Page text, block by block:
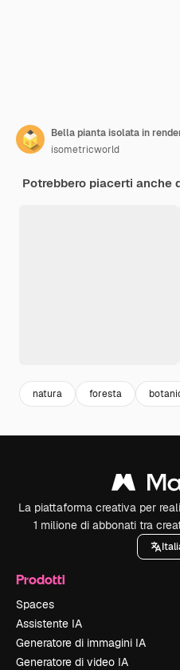
Bella pianta isolata in
isometricworld
Potrebbero piacerti anche
natura foresta
La piattaforma creativa per
1 milione di abbonati tra
Prodotti
Spaces
Assistente IA
Generatore di immagini IA
Generatore di video IA